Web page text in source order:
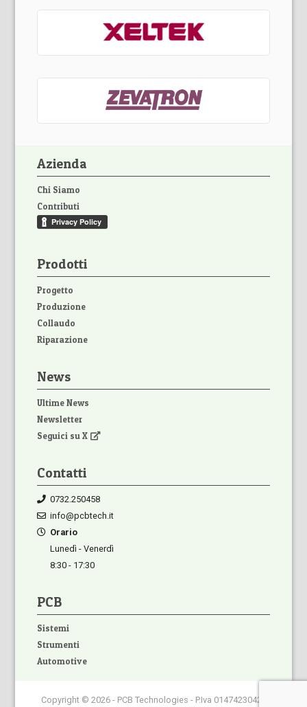
Azienda
Chi Siamo
Contributi
Prodotti
Progetto
Produzione
Collaudo
Riparazione
News
Ultime News
Newsletter
Seguici su X
Contatti
0732.250458
info@pcbtech.it
Orario
Lunedì - Venerdì
8:30 - 17:30
PCB
Sistemi
Strumenti
Automotive
Copyright © 2026 - PCB Technologies - P.Iva 01474230420